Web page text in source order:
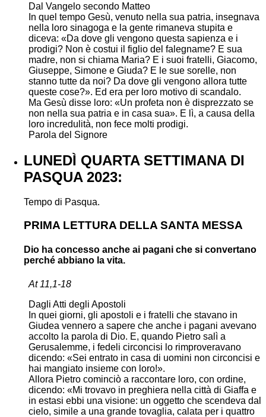
Dal Vangelo secondo Matteo
In quel tempo Gesù, venuto nella sua patria, insegnava
nella loro sinagoga e la gente rimaneva stupita e
diceva: «Da dove gli vengono questa sapienza e i
prodigi? Non è costui il figlio del falegname? E sua
madre, non si chiama Maria? E i suoi fratelli, Giacomo,
Giuseppe, Simone e Giuda? E le sue sorelle, non
stanno tutte da noi? Da dove gli vengono allora tutte
queste cose?». Ed era per loro motivo di scandalo.
Ma Gesù disse loro: «Un profeta non è disprezzato se
non nella sua patria e in casa sua». E lì, a causa della
loro incredulità, non fece molti prodigi.
Parola del Signore
LUNEDÌ QUARTA SETTIMANA DI
PASQUA 2023:
Tempo di Pasqua.
PRIMA LETTURA DELLA SANTA MESSA
Dio ha concesso anche ai pagani che si convertano
perché abbiano la vita.
At 11,1-18
Dagli Atti degli Apostoli
In quei giorni, gli apostoli e i fratelli che stavano in
Giudea vennero a sapere che anche i pagani avevano
accolto la parola di Dio. E, quando Pietro salì a
Gerusalemme, i fedeli circoncisi lo rimproveravano
dicendo: «Sei entrato in casa di uomini non circoncisi e
hai mangiato insieme con loro!».
Allora Pietro cominciò a raccontare loro, con ordine,
dicendo: «Mi trovavo in preghiera nella città di Giaffa e
in estasi ebbi una visione: un oggetto che scendeva dal
cielo, simile a una grande tovaglia, calata per i quattro